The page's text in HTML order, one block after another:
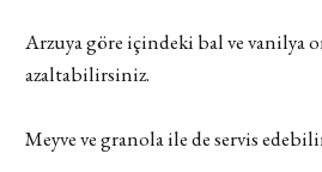
Arzuya göre içindeki bal ve vanilya
azaltabilirsiniz.
Meyve ve granola ile de servis